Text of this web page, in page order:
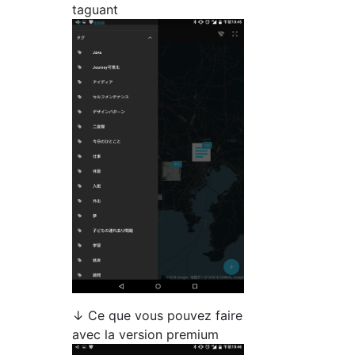
taguant
↓ Ce que vous pouvez faire
avec la version premium